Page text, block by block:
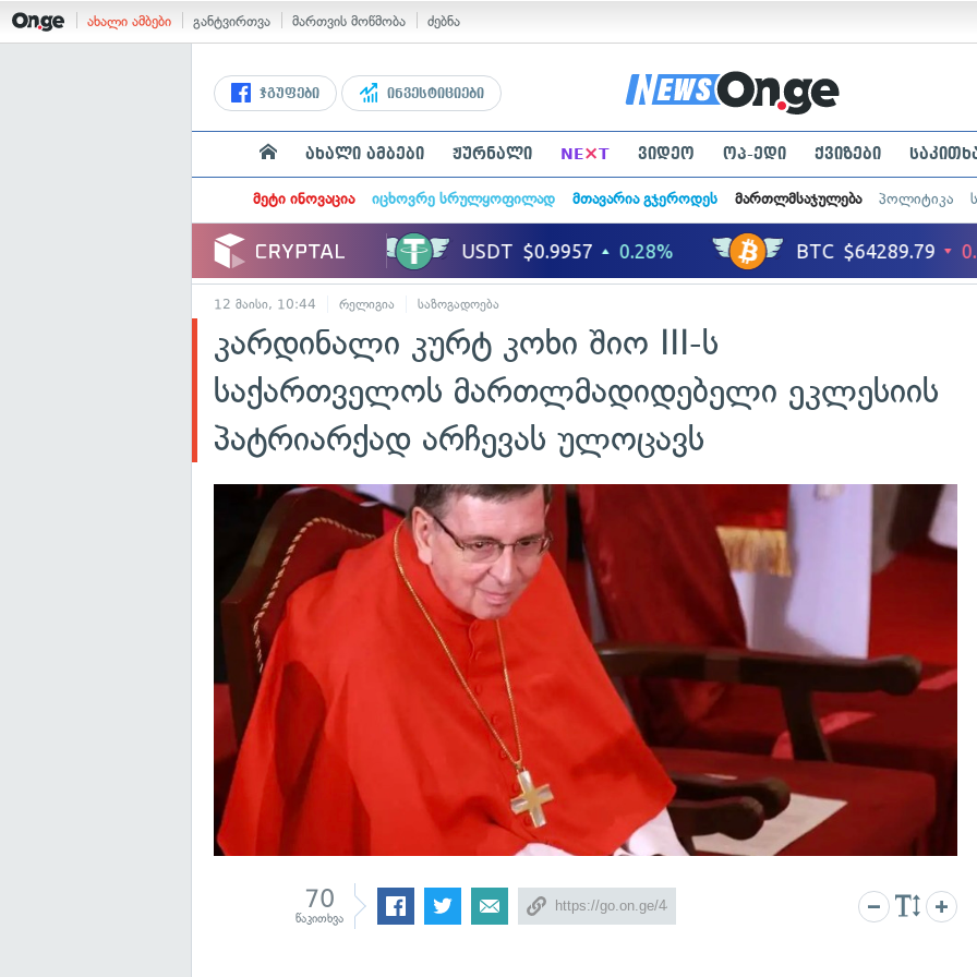
ახალი ამბები განტვირთვა მართვის მოწმობა ძებნა
ჯგუფები ინვესტიციები
ახალი ამბები ჟურნალი NE×T ვიდეო ოპ-ედი ქვიზები
მეტი ინოვაცია იცხოვრე სრულყოფილად მთავარია გჯეროდეს მართლმსაჯულება პოლიტიკა
12 მაისი, 10:44 რელიგია საზოგადოება
კარდინალი კურტ კოხი შიო III-ს
საქართველოს მართლმადიდებელი ეკლესიის
პატრიარქად არჩევას ულოცავს
70
წაკითხვა